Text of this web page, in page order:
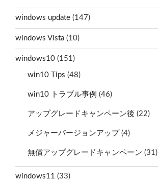
windows update (147)
windows Vista (10)
windows10 (151)
win10 Tips (48)
win10 トラブル事例 (46)
アップグレードキャンペーン後 (22)
メジャーバージョンアップ (4)
無償アップグレードキャンペーン (31)
windows11 (33)